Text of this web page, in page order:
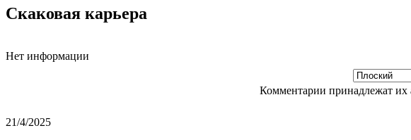
Скаковая карьера
Нет информации
Комментарии принадлежат их
21/4/2025